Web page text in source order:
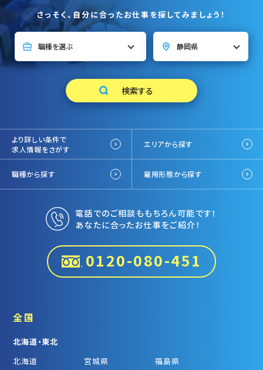
さっそく、自分に合ったお仕事を探してみましょう！
より詳しい条件で
求人情報をさがす
エリアから探す
職種から探す 雇用形態から探す
電話でのご相談ももちろん可能です！
あなたに合ったお仕事をご紹介！
0120-080-451
全国
北海道・東北
北海道
宮城県 福島県